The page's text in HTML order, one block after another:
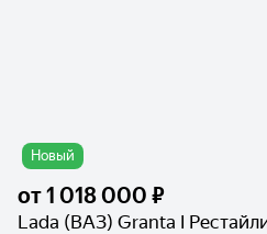
Новый
от1 018 000 ₽
Lada (ВАЗ) Granta I